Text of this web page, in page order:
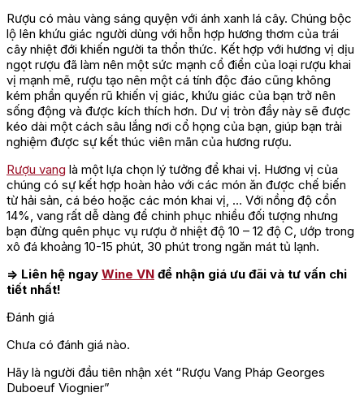
Rượu có màu vàng sáng quyện với ánh xanh lá cây. Chúng bộc
lộ lên khứu giác người dùng với hỗn hợp hương thơm của trái
cây nhiệt đới khiến người ta thổn thức. Kết hợp với hương vị dịu
ngọt rượu đã làm nên một sức mạnh cổ điển của loại rượu khai
vị mạnh mẽ, rượu tạo nên một cá tính độc đáo cũng không
kém phần quyến rũ khiến vị giác, khứu giác của bạn trở nên
sống động và được kích thích hơn. Dư vị tròn đầy này sẽ được
kéo dài một cách sâu lắng nơi cổ họng của bạn, giúp bạn trải
nghiệm được sự kết thúc viên mãn của hương rượu.
Rượu vang là một lựa chọn lý tưởng để khai vị. Hương vị của
chúng có sự kết hợp hoàn hảo với các món ăn được chế biến
từ hải sản, cá béo hoặc các món khai vị, … Với nồng độ cồn
14%, vang rất dễ dàng để chinh phục nhiều đối tượng nhưng
bạn đừng quên phục vụ rượu ở nhiệt độ 10 – 12 độ C, ướp trong
xô đá khoảng 10-15 phút, 30 phút trong ngăn mát tủ lạnh.
=> Liên hệ ngay Wine VN để nhận giá ưu đãi và tư vấn chi
tiết nhất!
Đánh giá
Chưa có đánh giá nào.
Hãy là người đầu tiên nhận xét “Rượu Vang Pháp Georges
Duboeuf Viognier”